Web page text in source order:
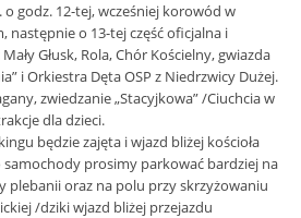
o godz. 12-tej, wcześniej korowód w
następnie o 13-tej część oficjalna i
Głusk, Rola, Chór Kościelny, gwiazda
i Orkiestra Dęta OSP z Niedrzwicy Dużej.
zwiedzanie „Stacyjkowa” /Ciuchcia w
dla dzieci.
będzie zajęta i wjazd bliżej kościoła
prosimy parkować bardziej na
plebanii oraz na polu przy skrzyżowaniu
/dziki wjazd bliżej przejazdu